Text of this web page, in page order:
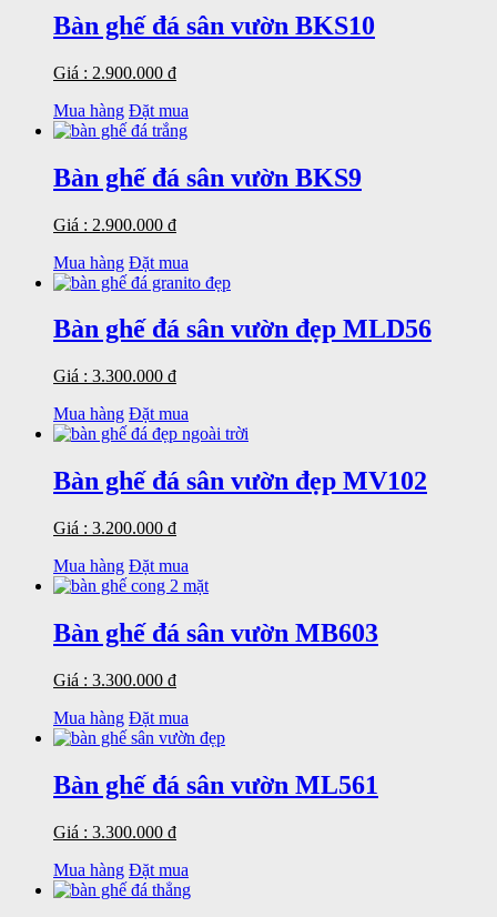
Bàn ghế đá sân vườn BKS10
Giá : 2.900.000 đ
Mua hàng Đặt mua
Bàn ghế đá sân vườn BKS9
Giá : 2.900.000 đ
Mua hàng Đặt mua
Bàn ghế đá sân vườn đẹp MLD56
Giá : 3.300.000 đ
Mua hàng Đặt mua
Bàn ghế đá sân vườn đẹp MV102
Giá : 3.200.000 đ
Mua hàng Đặt mua
Bàn ghế đá sân vườn MB603
Giá : 3.300.000 đ
Mua hàng Đặt mua
Bàn ghế đá sân vườn ML561
Giá : 3.300.000 đ
Mua hàng Đặt mua